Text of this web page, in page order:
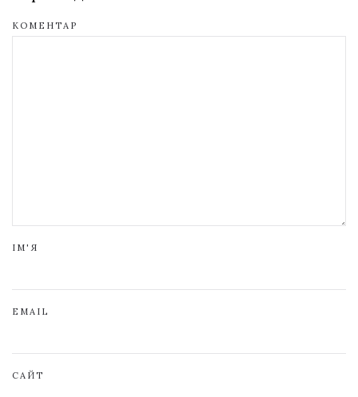
КОМЕНТАР
ІМ'Я
EMAIL
САЙТ